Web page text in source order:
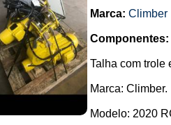
Marca: Climber
Componentes:
Talha com trole
Marca: Climber.
Modelo: 2020